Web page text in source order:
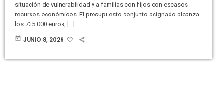
situación de vulnerabilidad y a familias con hijos con escasos
recursos económicos. El presupuesto conjunto asignado alcanza
los 735.000 euros, […]
today JUNIO 8, 2026